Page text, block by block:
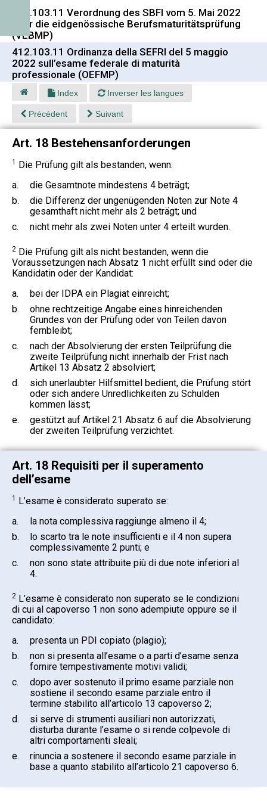
412.103.11 Verordnung des SBFI vom 5. Mai 2022
über die eidgenössische Berufsmaturitätsprüfung
(VEBMP)
412.103.11 Ordinanza della SEFRI del 5 maggio
2022 sull’esame federale di maturità
professionale (OEFMP)
Index Inverser les langues
Précédent Suivant
Art. 18 Bestehensanforderungen
1 Die Prüfung gilt als bestanden, wenn:
a.
die Gesamtnote mindestens 4 beträgt;
b.
die Differenz der ungenügenden Noten zur Note 4
gesamthaft nicht mehr als 2 beträgt; und
c.
nicht mehr als zwei Noten unter 4 erteilt wurden.
2 Die Prüfung gilt als nicht bestanden, wenn die
Voraussetzungen nach Absatz 1 nicht erfüllt sind oder die
Kandidatin oder der Kandidat:
a.
bei der IDPA ein Plagiat einreicht;
b.
ohne rechtzeitige Angabe eines hinreichenden
Grundes von der Prüfung oder von Teilen davon
fernbleibt;
c.
nach der Absolvierung der ersten Teilprüfung die
zweite Teilprüfung nicht innerhalb der Frist nach
Artikel 13 Absatz 2 absolviert;
d.
sich unerlaubter Hilfsmittel bedient, die Prüfung stört
oder sich andere Unredlichkeiten zu Schulden
kommen lässt;
e.
gestützt auf Artikel 21 Absatz 6 auf die Absolvierung
der zweiten Teilprüfung verzichtet.
Art. 18 Requisiti per il superamento
dell’esame
1 L’esame è considerato superato se:
a.
la nota complessiva raggiunge almeno il 4;
b.
lo scarto tra le note insufficienti e il 4 non supera
complessivamente 2 punti; e
c.
non sono state attribuite più di due note inferiori al
4.
2 L’esame è considerato non superato se le condizioni
di cui al capoverso 1 non sono adempiute oppure se il
candidato:
a.
presenta un PDI copiato (plagio);
b.
non si presenta all’esame o a parti d’esame senza
fornire tempestivamente motivi validi;
c.
dopo aver sostenuto il primo esame parziale non
sostiene il secondo esame parziale entro il
termine stabilito all’articolo 13 capoverso 2;
d.
si serve di strumenti ausiliari non autorizzati,
disturba durante l’esame o si rende colpevole di
altri comportamenti sleali;
e.
rinuncia a sostenere il secondo esame parziale in
base a quanto stabilito all’articolo 21 capoverso 6.